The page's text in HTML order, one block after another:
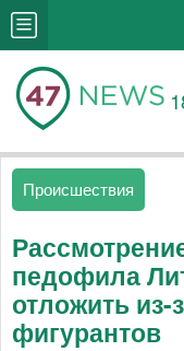
Происшествия
педофила
отложить из-
фигурантов